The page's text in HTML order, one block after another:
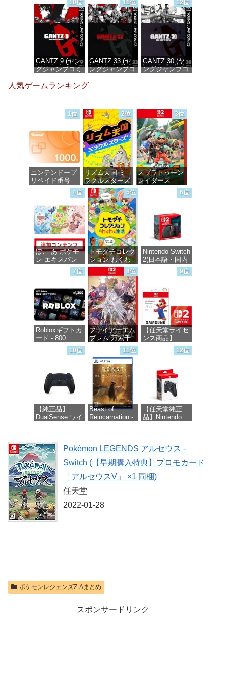
価格：¥100 価格：¥100
DIGITAL)
価格：¥100
10位
GANTZ 9 (ヤン
グジャンプコミ
11位
GANTZ 33 (ヤ
ングジャンプコ
12位
GANTZ 30 (ヤ
ングジャンプコ
人気ゲームランキング
1位
ニンテンドープ
リペイド番号
1000円|オンラ
価格：¥1,000
2位
リズム天国 ミ
ラクルスターズ
-Switch
価格：¥5,645
3位
スプラトゥーン
レイダース -
Switch2
4位
ぽこ あ ポケモ
ン エキスパン
ションパス|オン
ラインコード版
価格：¥4,400
5位
トモダチコレク
ション わくわ
く生活 -Switch
価格：¥6,144
6位
Nintendo Switch
2(日本語・国内
7位
Robloxギフトカ
ード - 800
Robux 【限定バ
ーチャルアイテ
ームコード】
ロブロックス |
オンラインコー
ド版
価格：¥1,300
8位
ファイアーエム
ブレム 万紫千
紅 -Switch2
価格：¥8,979
9位
【任天堂ライセ
ンス商品】
256GB for
Nintendo Switch
2(サムスン マイ
クロSDエクス
プレスカード
256GB)
【Amazon.co.jp
価格：¥9,380
10位
【純正品】
DualSense ワイ
ナイト ブラッ
ク(CFI-
ZCT2J01)
価格：¥10,737
11位
Beast of
Reincarnation -
価格：¥7,286
12位
【任天堂純正
品】Nintendo
価格：¥9,980
Pokémon LEGENDS アルセウス -
Switch (【早期購入特典】プロモカード
「アルセウスV」 ×1 同梱)
任天堂
2022-01-28
ポケモンレジェンズZ-Aまとめ
スポンサードリンク